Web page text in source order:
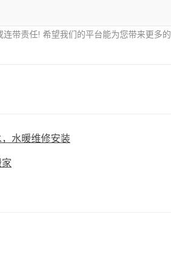
带责任! 希望我们的平台能为您带来更多的
水暖维修安装